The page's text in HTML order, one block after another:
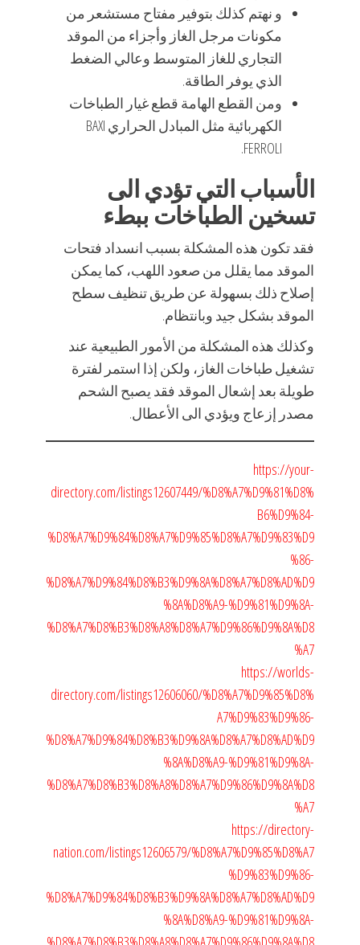
و نهتم كذلك بتوفير مفتاح مستشعر من
مكونات مرجل الغاز وأجزاء من الموقد
التجاري للغاز المتوسط وعالي الضغط
الذي يوفر الطاقة.
ومن القطع الهامة قطع غيار الطباخات
الكهربائية مثل المبادل الحراري BAXI
FERROLI.
الأسباب التي تؤدي الى
تسخين الطباخات ببطء
فقد تكون هذه المشكلة بسبب انسداد فتحات
الموقد مما يقلل من صعود اللهب، كما يمكن
إصلاح ذلك بسهولة عن طريق تنظيف سطح
الموقد بشكل جيد وبانتظام.
وكذلك هذه المشكلة من الأمور الطبيعية عند
تشغيل طباخات الغاز، ولكن إذا استمر لفترة
طويلة بعد إشعال الموقد فقد يصبح الشحم
مصدر إزعاج ويؤدي الى الأعطال.
https://your-
directory.com/listings12607449/%D8%A7%D9%81%D8%
B6%D9%84-
%D8%A7%D9%84%D8%A7%D9%85%D8%A7%D9%83%D9
%86-
%D8%A7%D9%84%D8%B3%D9%8A%D8%A7%D8%AD%D9
%8A%D8%A9-%D9%81%D9%8A-
%D8%A7%D8%B3%D8%A8%D8%A7%D9%86%D9%8A%D8
%A7
https://worlds-
directory.com/listings12606060/%D8%A7%D9%85%D8%
A7%D9%83%D9%86-
%D8%A7%D9%84%D8%B3%D9%8A%D8%A7%D8%AD%D9
%8A%D8%A9-%D9%81%D9%8A-
%D8%A7%D8%B3%D8%A8%D8%A7%D9%86%D9%8A%D8
%A7
https://directory-
nation.com/listings12606579/%D8%A7%D9%85%D8%A7
%D9%83%D9%86-
%D8%A7%D9%84%D8%B3%D9%8A%D8%A7%D8%AD%D9
%8A%D8%A9-%D9%81%D9%8A-